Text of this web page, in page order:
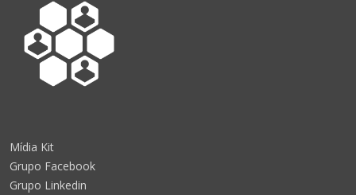
Mídia Kit
Grupo Facebook
Grupo Linkedin